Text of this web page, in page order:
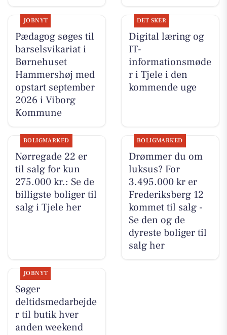
JOBNYT
Pædagog søges til
barselsvikariat i
Børnehuset
Hammershøj med
opstart september
2026 i Viborg
Kommune
DET SKER
Digital læring og
IT-
informationsmøde
r i Tjele i den
kommende uge
BOLIGMARKED
Nørregade 22 er
til salg for kun
275.000 kr.: Se de
billigste boliger til
salg i Tjele her
BOLIGMARKED
Drømmer du om
luksus? For
3.495.000 kr er
Frederiksberg 12
kommet til salg -
Se den og de
dyreste boliger til
salg her
JOBNYT
Søger
deltidsmedarbejde
r til butik hver
anden weekend